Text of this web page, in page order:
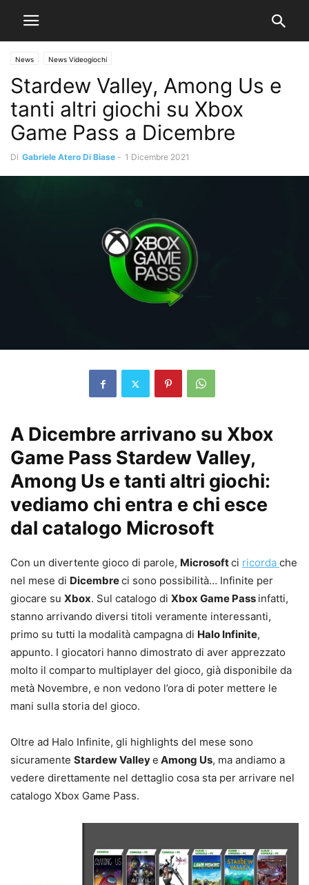
News News Videogiochi
Stardew Valley, Among Us e
tanti altri giochi su Xbox
Game Pass a Dicembre
Di Gabriele Atero Di Biase - 1 Dicembre 2021
A Dicembre arrivano su Xbox
Game Pass Stardew Valley,
Among Us e tanti altri giochi:
vediamo chi entra e chi esce
dal catalogo Microsoft
Con un divertente gioco di parole, Microsoftci ricorda che
nel mese di Dicembreci sono possibilità… Infinite per
giocare su Xbox. Sul catalogo di Xbox Game Pass infatti,
stanno arrivando diversi titoli veramente interessanti,
primo su tutti la modalità campagna di Halo Infinite,
appunto. I giocatori hanno dimostrato di aver apprezzato
molto il comparto multiplayer del gioco, già disponibile da
metà Novembre, e non vedono l’ora di poter mettere le
mani sulla storia del gioco.
Oltre ad Halo Infinite, gli highlights del mese sono
sicuramente Stardew Valleye Among Us, ma andiamo a
vedere direttamente nel dettaglio cosa sta per arrivare nel
catalogo Xbox Game Pass.